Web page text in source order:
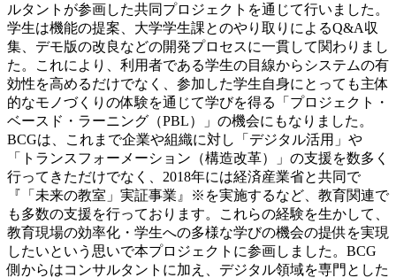
ルタントが参画した共同プロジェクトを通じて行いました。
学生は機能の提案、大学学生課とのやり取りによるQ&A収
集、デモ版の改良などの開発プロセスに一貫して関わりまし
た。これにより、利用者である学生の目線からシステムの有
効性を高めるだけでなく、参加した学生自身にとっても主体
的なモノづくりの体験を通じて学びを得る「プロジェクト・
ベースド・ラーニング（PBL）」の機会にもなりました。
BCGは、これまで企業や組織に対し「デジタル活用」や
「トランスフォーメーション（構造改革）」の支援を数多く
行ってきただけでなく、2018年には経済産業省と共同で
『「未来の教室」実証事業』※を実施するなど、教育関連で
も多数の支援を行っております。これらの経験を生かして、
教育現場の効率化・学生への多様な学びの機会の提供を実現
したいという思いで本プロジェクトに参画しました。BCG
側からはコンサルタントに加え、デジタル領域を専門とした